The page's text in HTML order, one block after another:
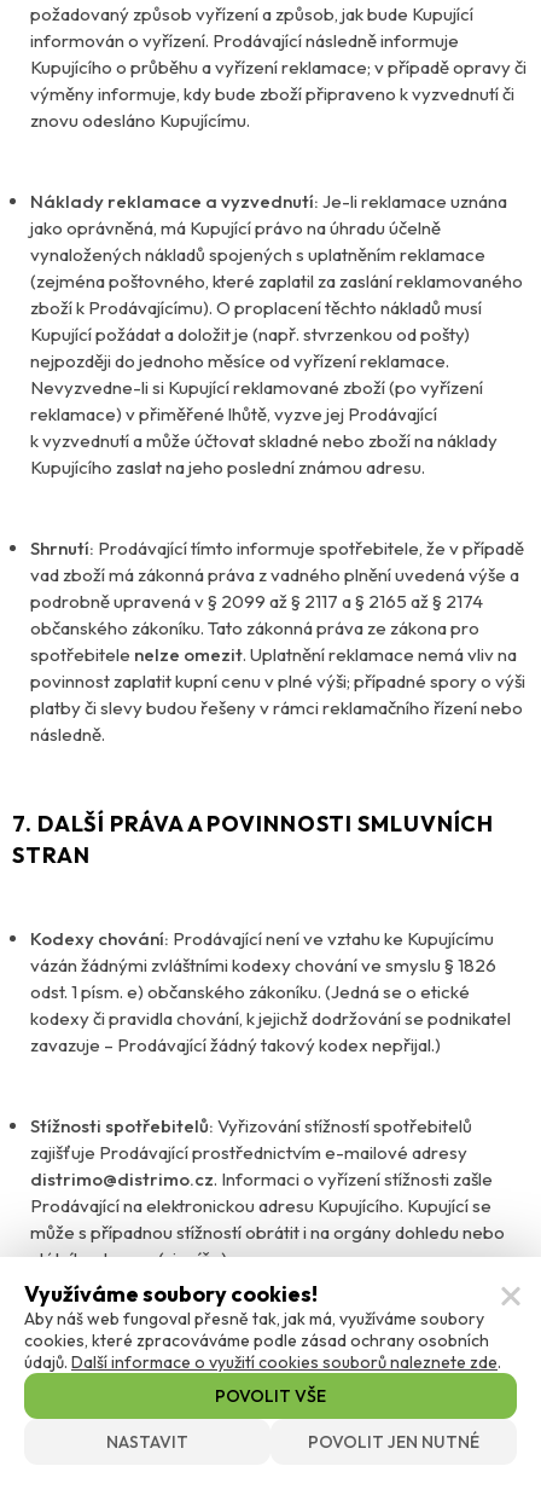
požadovaný způsob vyřízení a způsob, jak bude Kupující
informován o vyřízení. Prodávající následně informuje
Kupujícího o průběhu a vyřízení reklamace; v případě opravy či
výměny informuje, kdy bude zboží připraveno k vyzvednutí či
znovu odesláno Kupujícímu.
Náklady reklamace a vyzvednutí: Je-li reklamace uznána
jako oprávněná, má Kupující právo na úhradu účelně
vynaložených nákladů spojených s uplatněním reklamace
(zejména poštovného, které zaplatil za zaslání reklamovaného
zboží k Prodávajícímu). O proplacení těchto nákladů musí
Kupující požádat a doložit je (např. stvrzenkou od pošty)
nejpozději do jednoho měsíce od vyřízení reklamace.
Nevyzvedne-li si Kupující reklamované zboží (po vyřízení
reklamace) v přiměřené lhůtě, vyzve jej Prodávající
k vyzvednutí a může účtovat skladné nebo zboží na náklady
Kupujícího zaslat na jeho poslední známou adresu.
Shrnutí: Prodávající tímto informuje spotřebitele, že v případě
vad zboží má zákonná práva z vadného plnění uvedená výše a
podrobně upravená v § 2099 až § 2117 a § 2165 až § 2174
občanského zákoníku. Tato zákonná práva ze zákona pro
spotřebitele nelze omezit. Uplatnění reklamace nemá vliv na
povinnost zaplatit kupní cenu v plné výši; případné spory o výši
platby či slevy budou řešeny v rámci reklamačního řízení nebo
následně.
7. DALŠÍ PRÁVA A POVINNOSTI SMLUVNÍCH
STRAN
Kodexy chování: Prodávající není ve vztahu ke Kupujícímu
vázán žádnými zvláštními kodexy chování ve smyslu § 1826
odst. 1 písm. e) občanského zákoníku. (Jedná se o etické
kodexy či pravidla chování, k jejichž dodržování se podnikatel
zavazuje – Prodávající žádný takový kodex nepřijal.)
Stížnosti spotřebitelů: Vyřizování stížností spotřebitelů
zajišťuje Prodávající prostřednictvím e-mailové adresy
distrimo@distrimo.cz. Informaci o vyřízení stížnosti zašle
Prodávající na elektronickou adresu Kupujícího. Kupující se
může s případnou stížností obrátit i na orgány dohledu nebo
státního dozoru (viz níže).
Mimosoudní řešení sporů:K mimosoudnímu řešení
spotřebitelských sporů z Kupní smlouvy je příslušnáČeská
(ČOI), se sídlem Štěpánská 567/15, 120 00
Praha 2, IČO: 000 20 869, web:adr.coi.cz. Platformu pro
řešení sporů on-line, která se nachází na internetové adrese
Využíváme soubory cookies!
Aby náš web fungoval přesně tak, jak má, využíváme soubory
cookies, které zpracováváme podle zásad ochrany osobních
údajů. Další informace o využití cookies souborů naleznete zde.
NASTAVIT POVOLIT JEN NUTNÉ
POVOLIT VŠE